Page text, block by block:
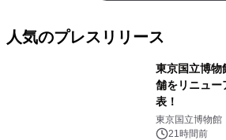
人気のプレスリリース
東京国立博物
舗をリニュ
表！
東京国立博物館
21時間前